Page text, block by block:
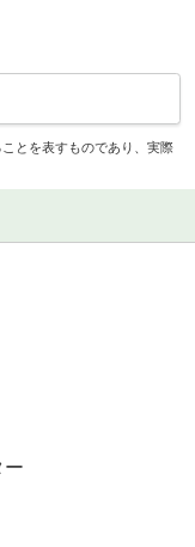
とを表すものであり、実際
ー